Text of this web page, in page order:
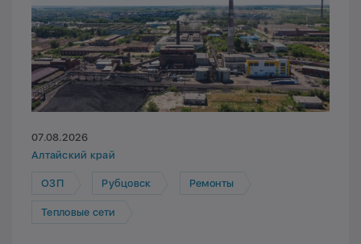
07.08.2026
Алтайский край
ОЗП Рубцовск Ремонты
Тепловые сети